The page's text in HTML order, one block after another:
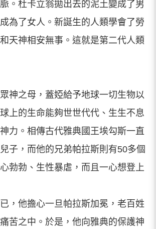
。杜卡立翁拋出去的泥土變成了男
為了女人。新誕生的人類學會了勞
天神相安無事。這就是第二代人類
神之母，蓋婭給予地球一切生物以
上的生命能夠世世代代、生生不息
力。相傳古代雅典國王埃勾斯一直
子，而他的兄弟帕拉斯則有50多個
勃勃、生性暴虐，而且一心想登上
，他擔心一旦帕拉斯加冕，老百姓
苦之中。於是，他向雅典的保護神